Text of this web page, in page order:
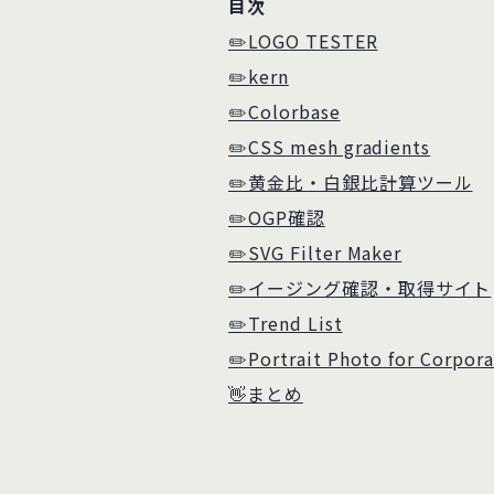
目次
✏️LOGO TESTER
✏️kern
✏️Colorbase
✏️CSS mesh gradients
✏️黄金比・白銀比計算ツール
✏️OGP確認
✏️SVG Filter Maker
✏️イージング確認・取得サイト
✏️Trend List
✏️Portrait Photo for
👋まとめ